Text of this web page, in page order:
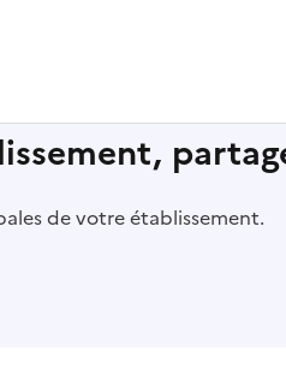
de votre établissement.